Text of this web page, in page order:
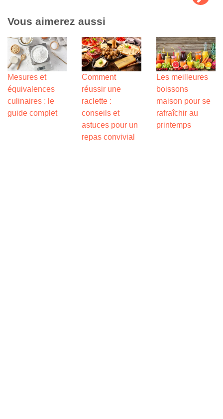
Vous aimerez aussi
Mesures et
équivalences
culinaires : le
guide complet
Comment
réussir une
raclette :
conseils et
astuces pour un
repas convivial
Les meilleures
boissons
maison pour se
rafraîchir au
printemps